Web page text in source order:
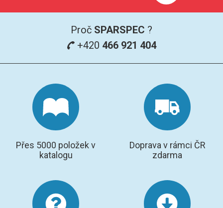
Proč SPARSPEC ?
+420 466 921 404
Přes 5000 položek v
katalogu
Doprava v rámci ČR
zdarma